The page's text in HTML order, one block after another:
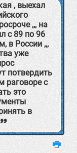
, выехал
,,, на
с 89 по 96
в России ,,,
уже
потвердить
раговоре с
это
в